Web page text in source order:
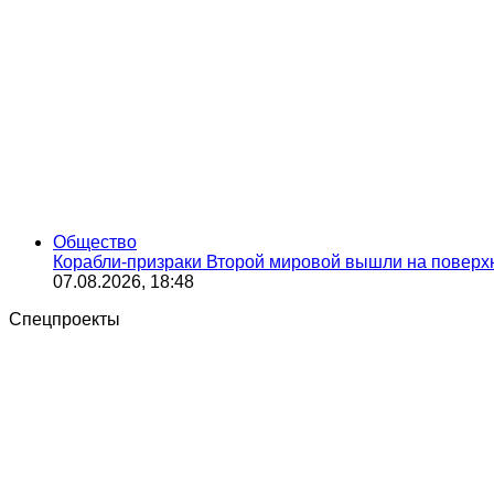
Общество
Корабли-призраки Второй мировой вышли на
07.08.2026, 18:48
Спецпроекты